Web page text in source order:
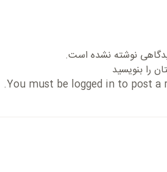
نوشته نشده است.
را بنویسید
You must be logged in to post a